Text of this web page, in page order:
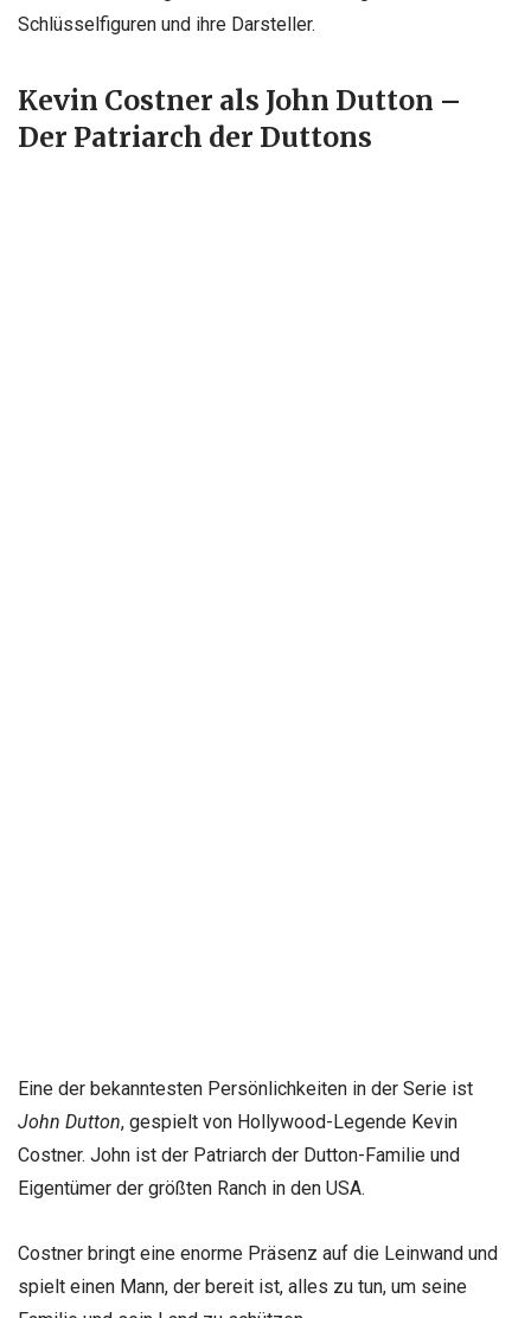
Schlüsselfiguren und ihre Darsteller.
Kevin Costner als John Dutton –
Der Patriarch der Duttons
Eine der bekanntesten Persönlichkeiten in der Serie ist
John Dutton, gespielt von Hollywood-Legende Kevin
Costner. John ist der Patriarch der Dutton-Familie und
Eigentümer der größten Ranch in den USA.
Costner bringt eine enorme Präsenz auf die Leinwand und
spielt einen Mann, der bereit ist, alles zu tun, um seine